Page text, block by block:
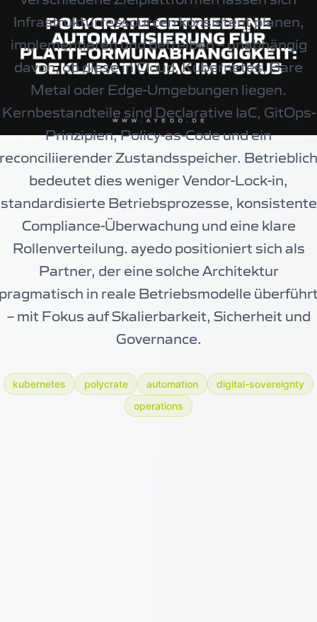
Infrastrukturressourcen konsistent planen,
implementieren und betreiben – unabhängig
davon, ob diese in Cloud, Kubernetes, Bare
Metal oder Edge-Umgebungen liegen.
Kernbestandteile sind Declarative IaC, GitOps-
Prinzipien, Policy-as-Code und ein
reconciliierender Zustandsspeicher. Betrieblich
bedeutet dies weniger Vendor-Lock-in,
standardisierte Betriebsprozesse, konsistente
Compliance-Überwachung und eine klare
Rollenverteilung. ayedo positioniert sich als
Partner, der eine solche Architektur
in reale Betriebsmodelle
– mit Fokus auf Skalierbarkeit, Sicherheit und
Governance.
kubernetes polycrate automation
digital-sovereignty
operations